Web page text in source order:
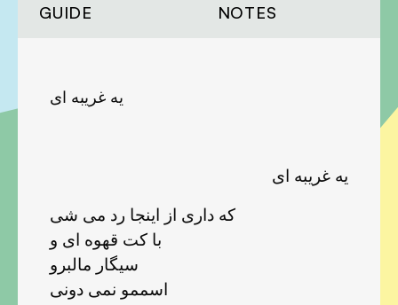
GUIDE NOTES
یه غریبه ای
یه غریبه ای
که داری از اینجا رد می شی
با کت قهوه ای و
سیگار مالبرو
اسممو نمی دونی